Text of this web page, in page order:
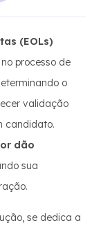
(EOLs)
processo de
o
validação
candidato.
dão
sua
se dedica a